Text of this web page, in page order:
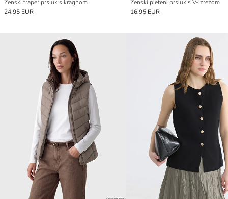
Ženski traper prsluk s kragnom
24.95 EUR
Ženski pleteni prsluk s V-izrezom
16.95 EUR